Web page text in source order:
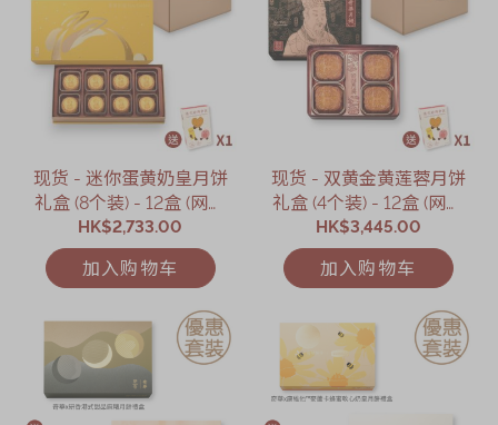
现货 - 迷你蛋黄奶皇月饼
礼盒 (8个装) - 12盒 (网店
限定)
HK$2,733.00
加入购物车
现货 - 双黄金黄莲蓉月饼
礼盒 (4个装) - 12盒 (网店
限定)
HK$3,445.00
加入购物车